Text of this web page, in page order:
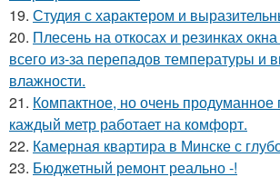
19. Студия с характером и
20. Плесень на откосах и резинках
всего из-за перепадов температуры и
влажности.
21. Компактное, но очень продуманное
каждый метр работает на комфорт.
22. Камерная квартира в Минске с
23. Бюджетный ремонт реально -!